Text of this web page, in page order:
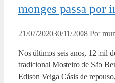
monges passa por
21/07/202030/11/2008 Por
Nos últimos seis anos, 12 mil
tradicional Mosteiro de São
Edison Veiga Oásis de